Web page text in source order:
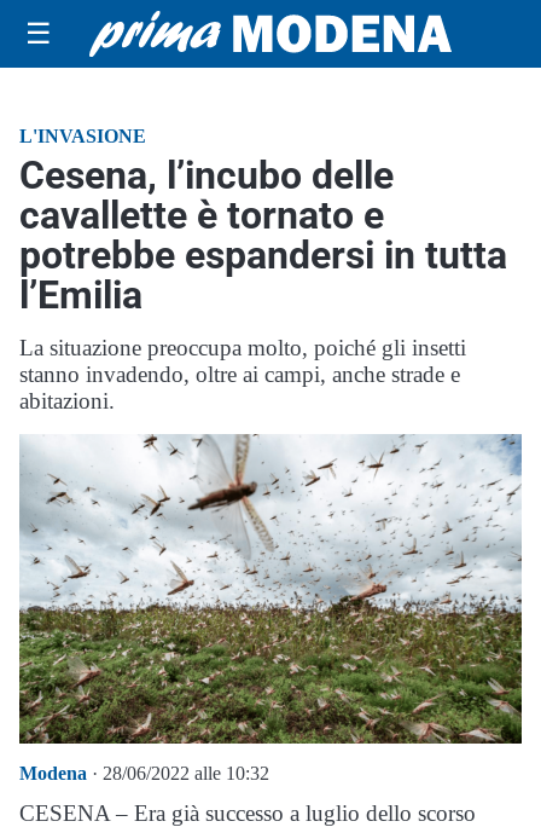
☰
L'INVASIONE
Cesena, l’incubo delle
cavallette è tornato e
potrebbe espandersi in tutta
l’Emilia
La situazione preoccupa molto, poiché gli insetti
stanno invadendo, oltre ai campi, anche strade e
abitazioni.
Modena · 28/06/2022 alle 10:32
CESENA – Era già successo a luglio dello scorso